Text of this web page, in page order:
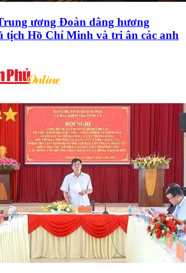
ương Đoàn dâng hương
tịch Hồ Chí Minh và tri ân các anh